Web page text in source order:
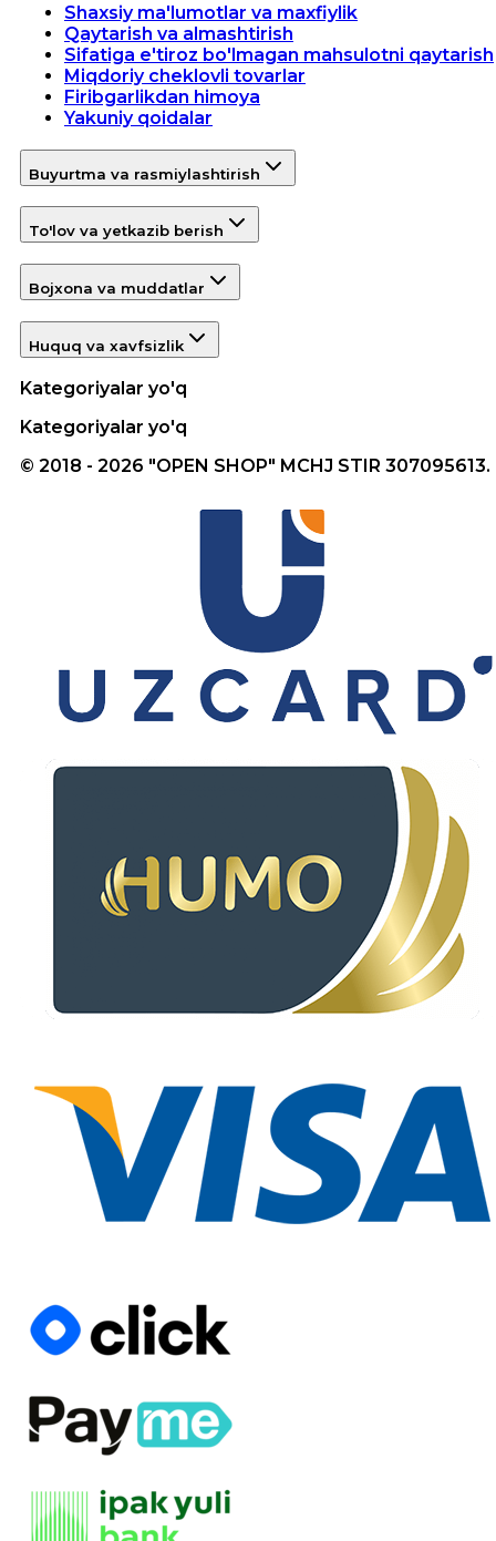
Shaxsiy ma'lumotlar va maxfiylik
Qaytarish va almashtirish
Sifatiga e'tiroz bo'lmagan mahsulotni qaytarish
Miqdoriy cheklovli tovarlar
Firibgarlikdan himoya
Yakuniy qoidalar
Buyurtma va rasmiylashtirish
To'lov va yetkazib berish
Bojxona va muddatlar
Huquq va xavfsizlik
Kategoriyalar yo'q
Kategoriyalar yo'q
© 2018 - 2026 "OPEN SHOP" MCHJ STIR 307095613.